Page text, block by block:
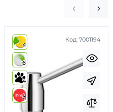
Код: 7001194
4
6
4
6